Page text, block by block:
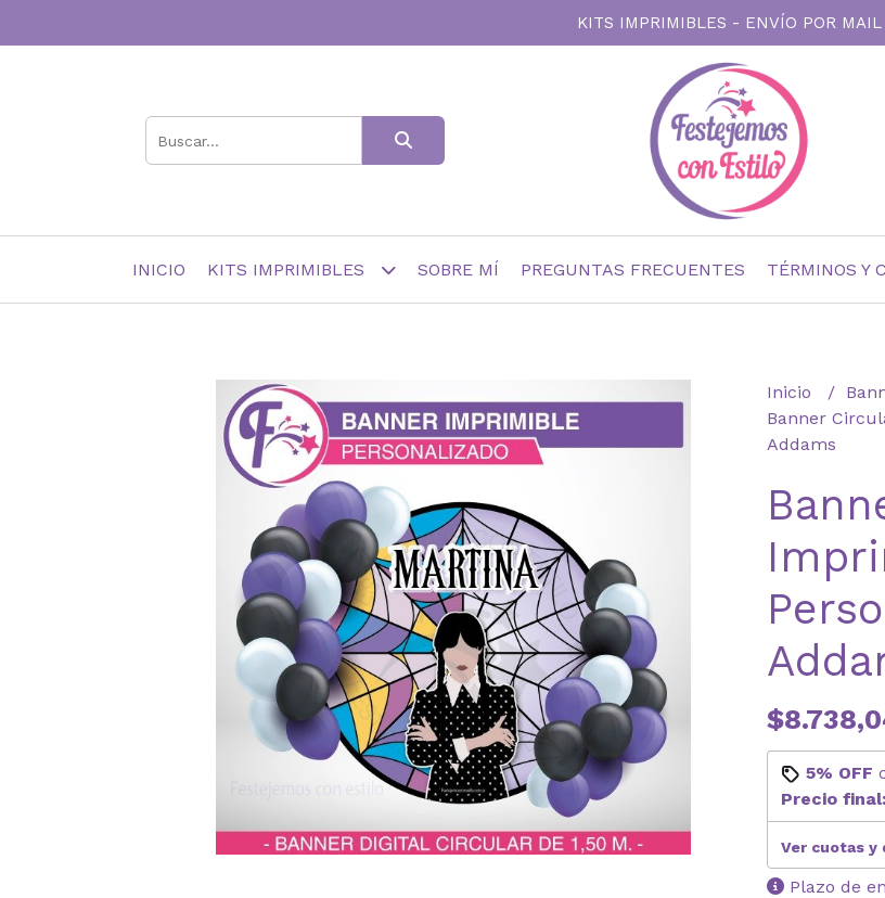
KITS IMPRIMIBLES - ENVÍO POR MAIL
INICIO KITS IMPRIMIBLES SOBRE MÍ PREGUNTAS FRECUENTES TÉRMINOS Y
Inicio
Banner
Addams
5% OFF
Precio final:
Ver cuotas y
Plazo de